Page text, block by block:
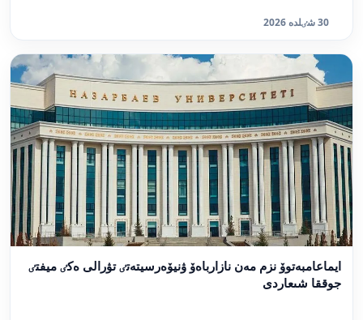
30 شٸلدە 2026
ايماعامبەتوۆ نزم مەن نازارباەۆ ۋنيۆەرسيتەتٸ تۋرالى ەكٸ ميفتٸ
جوققا شىعاردى